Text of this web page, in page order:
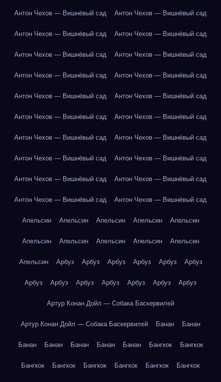
Антон Чехов — Вишнёвый сад Антон Чехов — Вишнёвый сад
Антон Чехов — Вишнёвый сад Антон Чехов — Вишнёвый сад
Антон Чехов — Вишнёвый сад Антон Чехов — Вишнёвый сад
Антон Чехов — Вишнёвый сад Антон Чехов — Вишнёвый сад
Антон Чехов — Вишнёвый сад Антон Чехов — Вишнёвый сад
Антон Чехов — Вишнёвый сад Антон Чехов — Вишнёвый сад
Антон Чехов — Вишнёвый сад Антон Чехов — Вишнёвый сад
Антон Чехов — Вишнёвый сад Антон Чехов — Вишнёвый сад
Антон Чехов — Вишнёвый сад Антон Чехов — Вишнёвый сад
Антон Чехов — Вишнёвый сад Антон Чехов — Вишнёвый сад
Апельсин Апельсин Апельсин Апельсин Апельсин
Апельсин Апельсин Апельсин Апельсин Апельсин
Апельсин Арбуз Арбуз Арбуз Арбуз Арбуз Арбуз
Арбуз Арбуз Арбуз Арбуз Арбуз Арбуз Арбуз
Артур Конан Дойл — Собака Баскервилей
Артур Конан Дойл — Собака Баскервилей Банан Банан
Банан Банан Банан Банан Банан Бангкок Бангкок
Бангкок Бангкок Бангкок Бангкок Бангкок Бангкок